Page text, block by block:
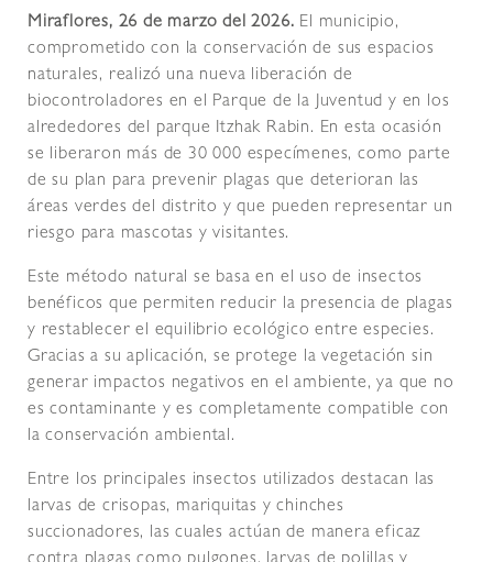
Miraflores, 26 de marzo del 2026. El municipio,
comprometido con la conservación de sus espacios
naturales, realizó una nueva liberación de
biocontroladores en el Parque de la Juventud y en los
alrededores del parque Itzhak Rabin. En esta ocasión
se liberaron más de 30 000 especímenes, como parte
de su plan para prevenir plagas que deterioran las
áreas verdes del distrito y que pueden representar un
riesgo para mascotas y visitantes.
Este método natural se basa en el uso de insectos
benéficos que permiten reducir la presencia de plagas
y restablecer el equilibrio ecológico entre especies.
Gracias a su aplicación, se protege la vegetación sin
generar impactos negativos en el ambiente, ya que no
es contaminante y es completamente compatible con
la conservación ambiental.
Entre los principales insectos utilizados destacan las
larvas de crisopas, mariquitas y chinches
succionadores, las cuales actúan de manera eficaz